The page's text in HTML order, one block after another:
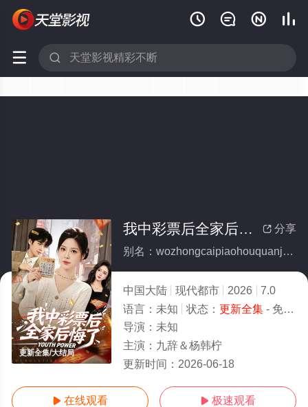
   
 
更新全集/大结局
 分享
我中彩票后全家后悔了(全集)
别名：wozhongcaipiaohouquanjiahouhuiliao
中国大陆 现代都市 2026
7.0
语言： 未知 状态： 更新全集- 免费在线观看
导演： 未知
主演： 九辞＆杨韩柠
更新时间： 2026-06-18
 在线观看  极速观看